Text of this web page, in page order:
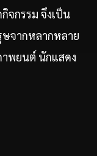
จกรรม จึงเป็น
จากหลากหลาย
าพยนต์ นักแสดง